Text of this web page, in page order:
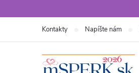
na
Kontakty Napíšte nám